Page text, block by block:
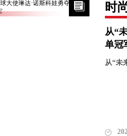
时
从“
单冠
从“未